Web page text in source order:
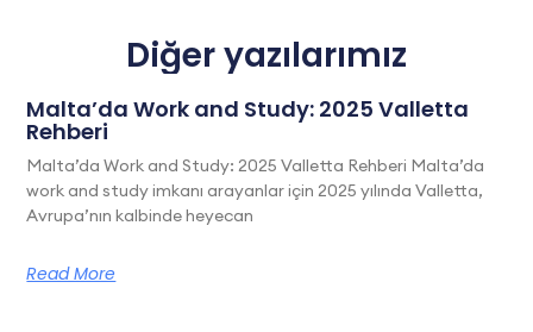
Diğer yazılarımız
Malta’da Work and Study: 2025 Valletta
Rehberi
Malta’da Work and Study: 2025 Valletta Rehberi Malta’da
work and study imkanı arayanlar için 2025 yılında Valletta,
Avrupa’nın kalbinde heyecan
Read More